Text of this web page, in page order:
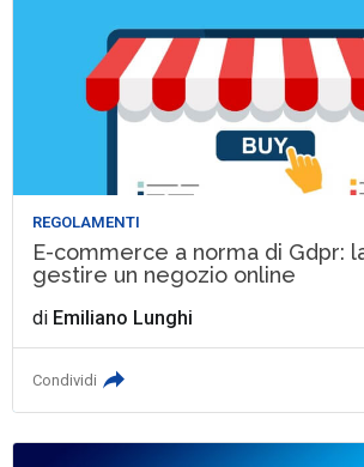
REGOLAMENTI
E-commerce a norma di Gdpr:
gestire un negozio online
di Emiliano Lunghi
Condividi